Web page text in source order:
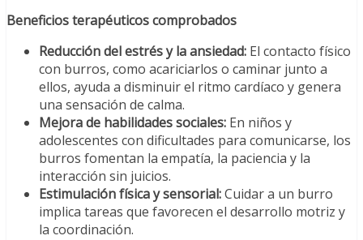
Beneficios terapéuticos comprobados
Reducción del estrés y la ansiedad: El contacto físico
con burros, como acariciarlos o caminar junto a
ellos, ayuda a disminuir el ritmo cardíaco y genera
una sensación de calma.
Mejora de habilidades sociales: En niños y
adolescentes con dificultades para comunicarse, los
burros fomentan la empatía, la paciencia y la
interacción sin juicios.
Estimulación física y sensorial:Cuidar a un burro
implica tareas que favorecen el desarrollo motriz y
la coordinación.